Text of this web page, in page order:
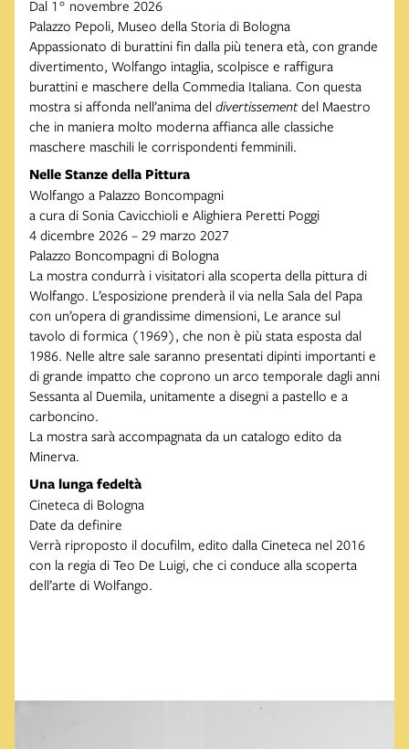
Dal 1° novembre 2026
Palazzo Pepoli, Museo della Storia di Bologna
Appassionato di burattini fin dalla più tenera età, con grande
divertimento, Wolfango intaglia, scolpisce e raffigura
burattini e maschere della Commedia Italiana. Con questa
mostra si affonda nell’anima del divertissementdel Maestro
che in maniera molto moderna affianca alle classiche
maschere maschili le corrispondenti femminili.
Nelle Stanze della Pittura
Wolfango a Palazzo Boncompagni
a cura di Sonia Cavicchioli e Alighiera Peretti Poggi
4 dicembre 2026 – 29 marzo 2027
Palazzo Boncompagni di Bologna
La mostra condurrà i visitatori alla scoperta della pittura di
Wolfango. L’esposizione prenderà il via nella Sala del Papa
con un’opera di grandissime dimensioni, Le arance sul
tavolo di formica (1969), che non è più stata esposta dal
1986. Nelle altre sale saranno presentati dipinti importanti e
di grande impatto che coprono un arco temporale dagli anni
Sessanta al Duemila, unitamente a disegni a pastello e a
carboncino.
La mostra sarà accompagnata da un catalogo edito da
Minerva.
Una lunga fedeltà
Cineteca di Bologna
Date da definire
Verrà riproposto il docufilm, edito dalla Cineteca nel 2016
con la regia di Teo De Luigi, che ci conduce alla scoperta
dell’arte di Wolfango.